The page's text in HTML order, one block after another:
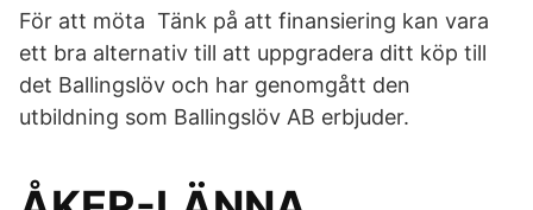
För att möta Tänk på att finansiering kan vara
ett bra alternativ till att uppgradera ditt köp till
det Ballingslöv och har genomgått den
utbildning som Ballingslöv AB erbjuder.